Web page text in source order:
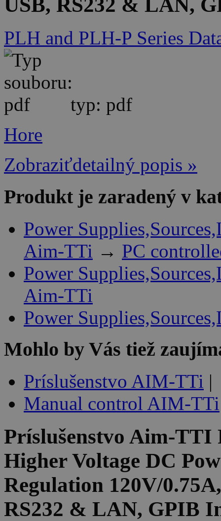
USB, RS232 & LAN,
PLH and PLH-P Series
typ: pdf
Hore
Zobraziťdetailný popis »
Produkt je zaradený v
Power
Aim-TTi → PC
Power
Aim-TTi
Power
Mohlo by Vás tiež
Príslušenstvo AIM-TTi |
Manual control AIM-TTi
Príslušenstvo Aim-TTI
Higher Voltage DC
Regulation 120V/
RS232 & LAN, GPIB